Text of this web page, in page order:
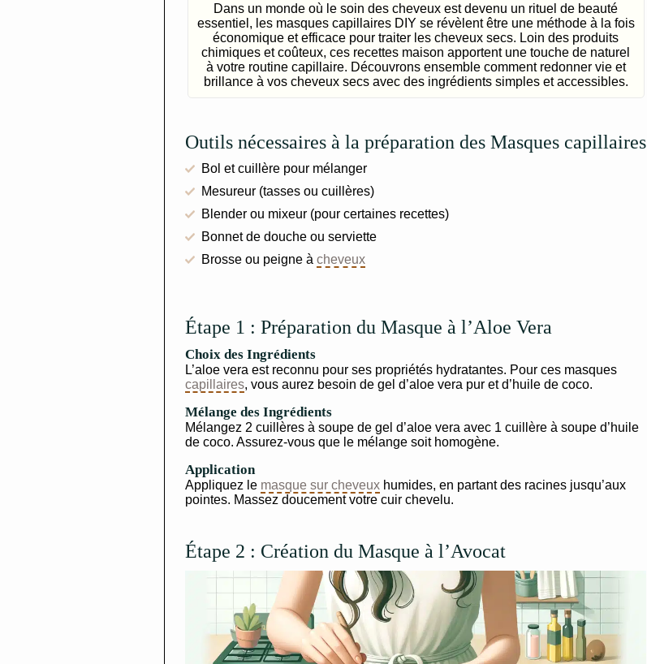
Dans un monde où le soin des cheveux est devenu un rituel de beauté
essentiel, les masques capillaires DIY se révèlent être une méthode à la fois
économique et efficace pour traiter les cheveux secs. Loin des produits
chimiques et coûteux, ces recettes maison apportent une touche de naturel
à votre routine capillaire. Découvrons ensemble comment redonner vie et
brillance à vos cheveux secs avec des ingrédients simples et accessibles.
Outils nécessaires à la préparation des Masques capillaires
Bol et cuillère pour mélanger
Mesureur (tasses ou cuillères)
Blender ou mixeur (pour certaines recettes)
Bonnet de douche ou serviette
Brosse ou peigne à cheveux
Étape 1 : Préparation du Masque à l’Aloe Vera
Choix des Ingrédients
L’aloe vera est reconnu pour ses propriétés hydratantes. Pour ces masques
capillaires, vous aurez besoin de gel d’aloe vera pur et d’huile de coco.
Mélange des Ingrédients
Mélangez 2 cuillères à soupe de gel d’aloe vera avec 1 cuillère à soupe d’huile
de coco. Assurez-vous que le mélange soit homogène.
Application
Appliquez le masque sur cheveux humides, en partant des racines jusqu’aux
pointes. Massez doucement votre cuir chevelu.
Étape 2 : Création du Masque à l’Avocat